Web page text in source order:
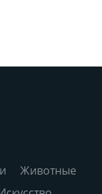
Животные